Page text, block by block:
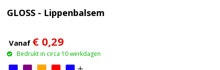
GLOSS - Lippenbalsem
Vanaf € 0,29
Bedrukt in circa 10 werkdagen